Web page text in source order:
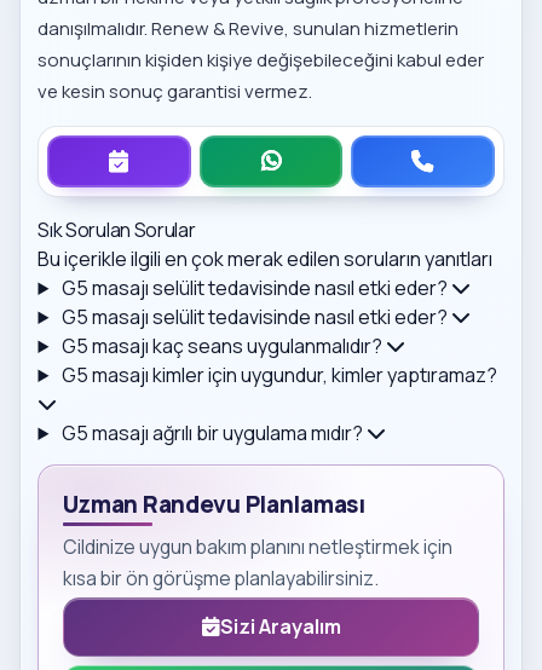
danışılmalıdır. Renew & Revive, sunulan hizmetlerin
sonuçlarının kişiden kişiye değişebileceğini kabul eder
ve kesin sonuç garantisi vermez.
Sık Sorulan Sorular
Bu içerikle ilgili en çok merak edilen soruların yanıtları
G5 masajı selülit tedavisinde nasıl etki eder?
G5 masajı selülit tedavisinde nasıl etki eder?
G5 masajı kaç seans uygulanmalıdır?
G5 masajı kimler için uygundur, kimler yaptıramaz?
G5 masajı ağrılı bir uygulama mıdır?
Uzman Randevu Planlaması
Cildinize uygun bakım planını netleştirmek için
kısa bir ön görüşme planlayabilirsiniz.
Sizi Arayalım